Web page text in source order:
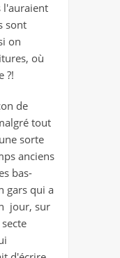
l'auraient
sont
on
où
?!
de
tout
sorte
anciens
bas-
gars qui a
jour, sur